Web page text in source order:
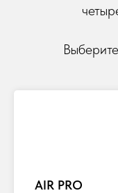
AIR PRO